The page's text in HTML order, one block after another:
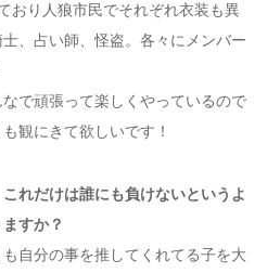
おり人狼市民でそれぞれ衣装も異
、占い師、怪盗。各々にメンバー
で頑張って楽しくやっているので
観にきて欲しいです！
れだけは誰にも負けないというよ
すか？
自分の事を推してくれてる子を大